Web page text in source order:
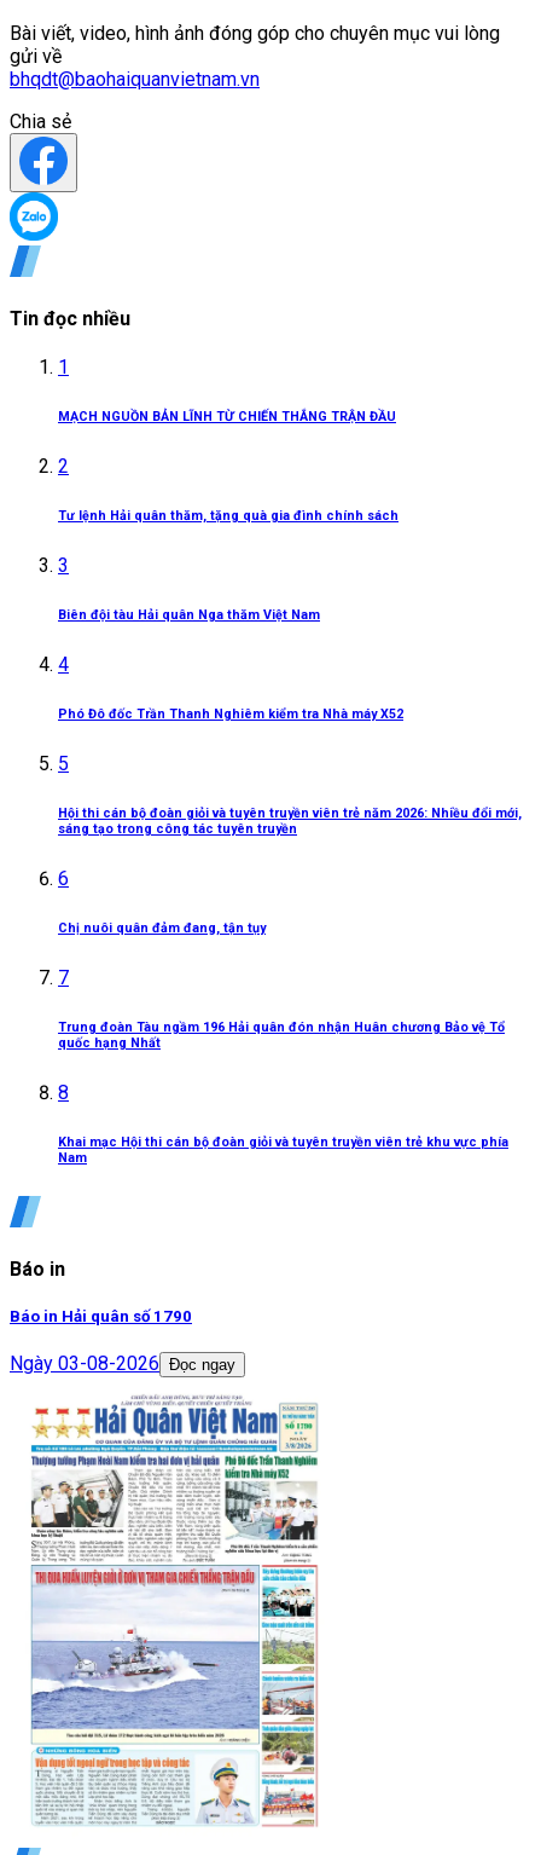
Bài viết, video, hình ảnh đóng góp cho chuyên mục vui lòng
gửi về
bhqdt@baohaiquanvietnam.vn
Chia sẻ
Tin đọc nhiều
1
MẠCH NGUỒN BẢN LĨNH TỪ CHIẾN THẮNG TRẬN ĐẦU
2
Tư lệnh Hải quân thăm, tặng quà gia đình chính sách
3
Biên đội tàu Hải quân Nga thăm Việt Nam
4
Phó Đô đốc Trần Thanh Nghiêm kiểm tra Nhà máy X52
5
Hội thi cán bộ đoàn giỏi và tuyên truyền viên trẻ năm 2026: Nhiều đổi mới,
sáng tạo trong công tác tuyên truyền
6
Chị nuôi quân đảm đang, tận tụy
7
Trung đoàn Tàu ngầm 196 Hải quân đón nhận Huân chương Bảo vệ Tổ
quốc hạng Nhất
8
Khai mạc Hội thi cán bộ đoàn giỏi và tuyên truyền viên trẻ khu vực phía
Nam
Báo in
Báo in Hải quân số 1790
Ngày 03-08-2026 Đọc ngay